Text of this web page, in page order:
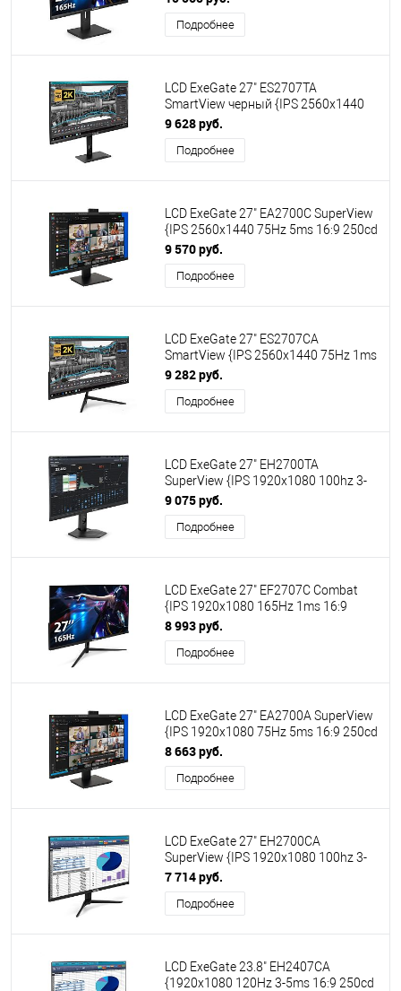
Подробнее
LCD ExeGate 27" ES2707TA
SmartView черный {IPS 2560x1440
75Hz 1ms 250cd HDMI DisplayPort
HAS USB 2x3W} [EX296976RUS]
9 628 руб.
Подробнее
LCD ExeGate 27" EA2700C SuperView
{IPS 2560x1440 75Hz 5ms 16:9 250cd
1000:1 178/178 HDMI DisplayPort
USB webcam AudioOut}
[EX298882RUS]
9 570 руб.
Подробнее
LCD ExeGate 27" ES2707CA
SmartView {IPS 2560x1440 75Hz 1ms
16:9 300cd 1000:1 178/178 HDMI
DisplayPort USB VESA}
[EX297307RUS]
9 282 руб.
Подробнее
LCD ExeGate 27" EH2700TA
SuperView {IPS 1920x1080 100hz 3-
5ms 16:9 250cd 1300:1 178/178 D-
Sub HDMI DisplayPort Speakers HAS
Pivot VESA} [EX299036RUS]
9 075 руб.
Подробнее
LCD ExeGate 27" EF2707C Combat
{IPS 1920x1080 165Hz 1ms 16:9
300cd 1000:1 178/178 HDMI
DisplayPort} [EX297306RUS]
8 993 руб.
Подробнее
LCD ExeGate 27" EA2700A SuperView
{IPS 1920x1080 75Hz 5ms 16:9 250cd
1000:1 178/178 D-Sub HDMI webcam
AudioOut} [EX298881RUS]
8 663 руб.
Подробнее
LCD ExeGate 27" EH2700CA
SuperView {IPS 1920x1080 100hz 3-
5ms 16:9, 250cd/m2, 1300:1 178/178
Speakers D-Sub HDMI DisplayPort
AudioOut} [EX300398RUS]
7 714 руб.
Подробнее
LCD ExeGate 23.8" EH2407CA
{1920x1080 120Hz 3-5ms 16:9 250cd